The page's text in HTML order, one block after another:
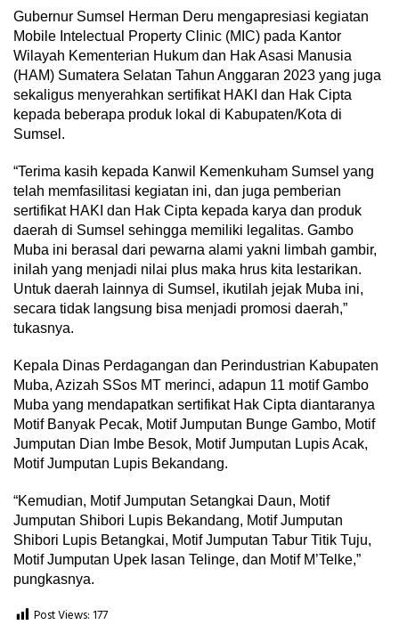
Gubernur Sumsel Herman Deru mengapresiasi kegiatan
Mobile Intelectual Property Clinic (MIC) pada Kantor
Wilayah Kementerian Hukum dan Hak Asasi Manusia
(HAM) Sumatera Selatan Tahun Anggaran 2023 yang juga
sekaligus menyerahkan sertifikat HAKI dan Hak Cipta
kepada beberapa produk lokal di Kabupaten/Kota di
Sumsel.
“Terima kasih kepada Kanwil Kemenkuham Sumsel yang
telah memfasilitasi kegiatan ini, dan juga pemberian
sertifikat HAKI dan Hak Cipta kepada karya dan produk
daerah di Sumsel sehingga memiliki legalitas. Gambo
Muba ini berasal dari pewarna alami yakni limbah gambir,
inilah yang menjadi nilai plus maka hrus kita lestarikan.
Untuk daerah lainnya di Sumsel, ikutilah jejak Muba ini,
secara tidak langsung bisa menjadi promosi daerah,”
tukasnya.
Kepala Dinas Perdagangan dan Perindustrian Kabupaten
Muba, Azizah SSos MT merinci, adapun 11 motif Gambo
Muba yang mendapatkan sertifikat Hak Cipta diantaranya
Motif Banyak Pecak, Motif Jumputan Bunge Gambo, Motif
Jumputan Dian Imbe Besok, Motif Jumputan Lupis Acak,
Motif Jumputan Lupis Bekandang.
“Kemudian, Motif Jumputan Setangkai Daun, Motif
Jumputan Shibori Lupis Bekandang, Motif Jumputan
Shibori Lupis Betangkai, Motif Jumputan Tabur Titik Tuju,
Motif Jumputan Upek Iasan Telinge, dan Motif M’Telke,”
pungkasnya.
Post Views: 177